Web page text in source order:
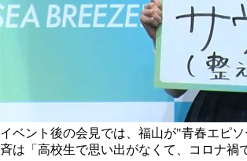
イベント後の会見では、福山が"青春エピ
斉は「高校生で思い出がなくて、コロナ禍